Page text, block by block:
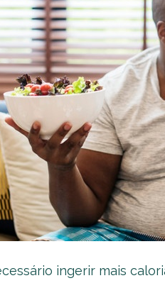
ingerir mais